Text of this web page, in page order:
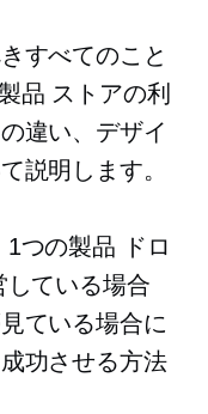
すべてのこと
品 ストアの利
違い、デザイ
説明します。
1つの製品 ドロ
している場合
ている場合に
功させる方法